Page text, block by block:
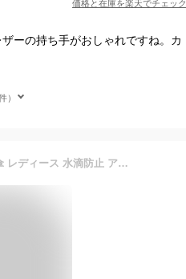
価格と在庫を楽天でチェック
ーの持ち手がおしゃれですね。カ
）
スライドカバー付き傘 60cm スライドカバー傘 傘 レディース 水滴防止 アンブレラ 雨傘 ジャンプ傘 ワンタッチ傘 かさ カサ おしゃれ かわいい プレゼント COLORSOL